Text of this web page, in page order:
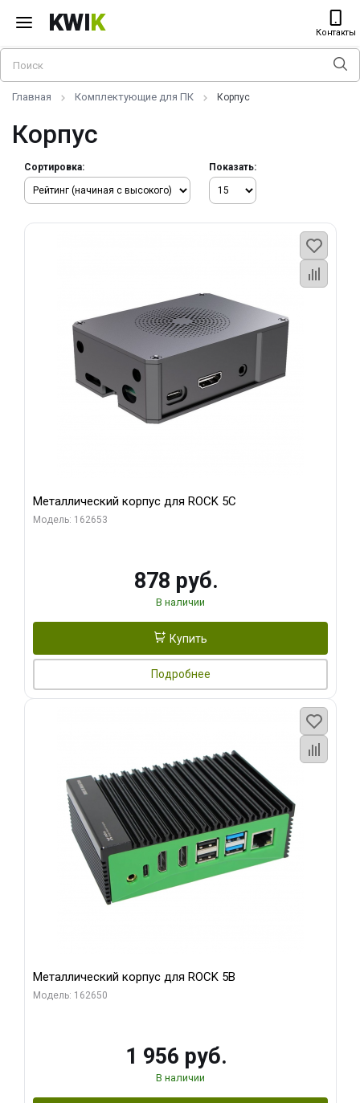
KWIK Контакты
Главная Комплектующие для ПК Корпус
Корпус
Сортировка: Показать:
Металлический корпус для ROCK 5C
Модель: 162653
878 руб.
В наличии
Купить
Подробнее
Металлический корпус для ROCK 5B
Модель: 162650
1 956 руб.
В наличии